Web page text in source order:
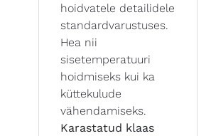
hoidvatele detailidele
standardvarustuses.
Hea nii
sisetemperatuuri
hoidmiseks kui ka
küttekulude
vähendamiseks.
Karastatud klaas